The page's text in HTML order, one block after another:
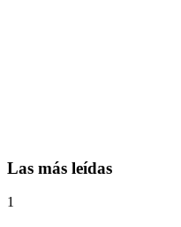
Las más leídas
1